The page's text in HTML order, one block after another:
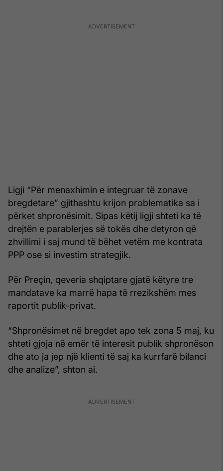
Ligji “Për menaxhimin e integruar të zonave
bregdetare” gjithashtu krijon problematika sa i
përket shpronësimit. Sipas këtij ligji shteti ka të
drejtën e parablerjes së tokës dhe detyron që
zhvillimi i saj mund të bëhet vetëm me kontrata
PPP ose si investim strategjik.
Për Preçin, qeveria shqiptare gjatë këtyre tre
mandatave ka marrë hapa të rrezikshëm mes
raportit publik-privat.
“Shpronësimet në bregdet apo tek zona 5 maj, ku
shteti gjoja në emër të interesit publik shpronëson
dhe ato ja jep një klienti të saj ka kurrfarë bilanci
dhe analize”, shton ai.